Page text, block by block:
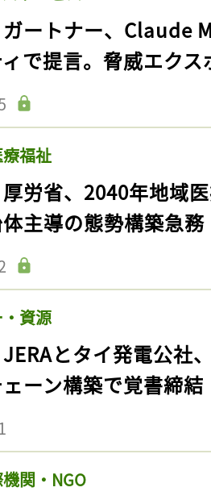
ガートナー、Claude
で提言。脅威エク
福祉
厚労省、2040年地域
主導の態勢構築急務
資源
JERAとタイ発電公社
ーン構築で覚書締結
関・NGO